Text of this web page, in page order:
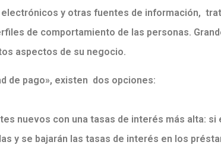
y otras fuentes de información,
de comportamiento de las personas.
aspectos de su negocio.
de pago», existen dos opciones:
nuevos con una tasas de interés más alta:
y se bajarán las tasas de interés en los